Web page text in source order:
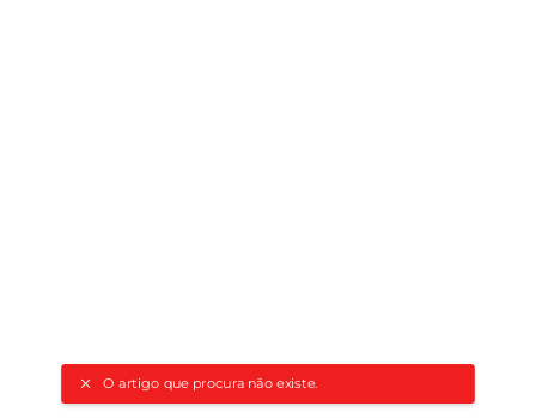
O artigo que procura não existe.